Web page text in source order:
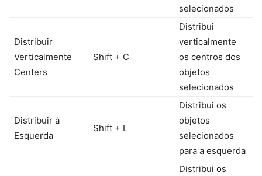
selecionados
Distribuir
Verticalmente
Centers
Shift + C
Distribui
verticalmente
os centros dos
objetos
selecionados
Distribuir à
Esquerda
Shift + L
Distribui os
objetos
selecionados
para a esquerda
Distribui os